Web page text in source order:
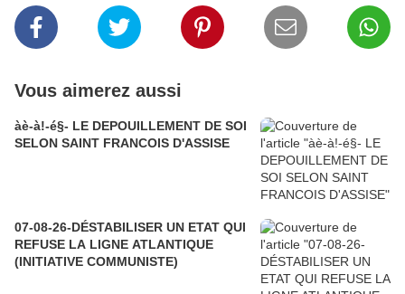
Vous aimerez aussi
àè-à!-é§- LE DEPOUILLEMENT DE SOI
SELON SAINT FRANCOIS D'ASSISE
07-08-26-DÉSTABILISER UN ETAT QUI
REFUSE LA LIGNE ATLANTIQUE
(INITIATIVE COMMUNISTE)